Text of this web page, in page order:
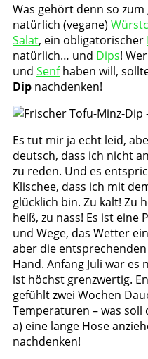
Was gehört denn so
natürlich (vegane)
Salat, ein obligatorischer
natürlich… und Dips!
und Senfhaben will,
Dip nachdenken!
Es tut mir ja echt leid,
deutsch, dass ich nicht
zu reden. Und es
Klischee, dass ich mit
glücklich bin. Zu kalt! Zu
heiß, zu nass! Es ist eine
und Wege, das Wetter
aber die
Hand. Anfang Juli war es
ist höchst grenzwertig.
gefühlt zwei Wochen
Temperaturen – was soll
a) eine lange Hose
nachdenken!